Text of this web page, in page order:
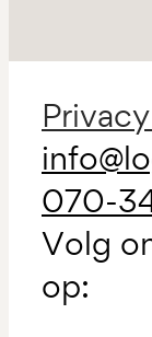
070-
Volg
op: